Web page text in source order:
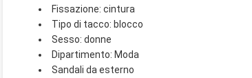
Fissazione: cintura
Tipo di tacco: blocco
Sesso: donne
Dipartimento: Moda
Sandali da esterno